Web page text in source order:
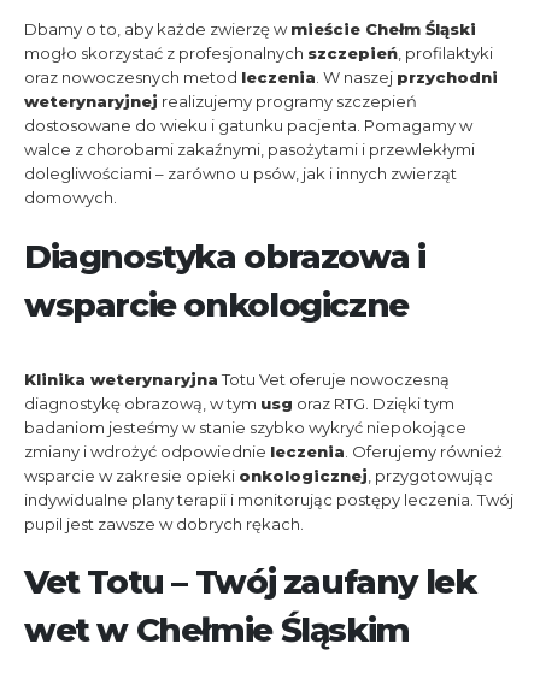
Dbamy o to, aby każde zwierzę wmieście Chełm Śląski
mogło skorzystać z profesjonalnych szczepień , profilaktyki
oraz nowoczesnych metod leczenia . W naszej przychodni
weterynaryjnej realizujemy programy szczepień
dostosowane do wieku i gatunku pacjenta. Pomagamy w
walce z chorobami zakaźnymi, pasożytami i przewlekłymi
dolegliwościami – zarówno u psów, jak i innych zwierząt
domowych.
Diagnostyka obrazowa i
wsparcie onkologiczne
Klinika weterynaryjnaTotu Vet oferuje nowoczesną
diagnostykę obrazową, w tym usg oraz RTG. Dzięki tym
badaniom jesteśmy w stanie szybko wykryć niepokojące
zmiany i wdrożyć odpowiednie leczenia . Oferujemy również
wsparcie w zakresie opieki onkologicznej , przygotowując
indywidualne plany terapii i monitorując postępy leczenia. Twój
pupil jest zawsze w dobrych rękach.
Vet Totu – Twój zaufany lek
wet w Chełmie Śląskim